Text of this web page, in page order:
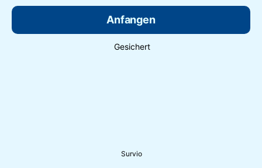
Anfangen
Gesichert
Survio